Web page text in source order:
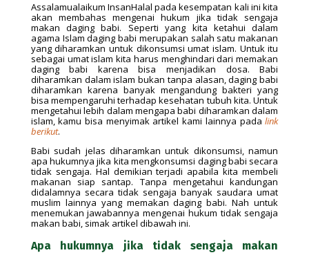
Assalamualaikum InsanHalal pada kesempatan kali ini kita
akan membahas mengenai hukum jika tidak sengaja
makan daging babi. Seperti yang kita ketahui dalam
agama Islam daging babi merupakan salah satu makanan
yang diharamkan untuk dikonsumsi umat islam. Untuk itu
sebagai umat islam kita harus menghindari dari memakan
daging babi karena bisa menjadikan dosa. Babi
diharamkan dalam islam bukan tanpa alasan, daging babi
diharamkan karena banyak mengandung bakteri yang
bisa mempengaruhi terhadap kesehatan tubuh kita. Untuk
mengetahui lebih dalam mengapa babi diharamkan dalam
islam, kamu bisa menyimak artikel kami lainnya pada link
berikut.
Babi sudah jelas diharamkan untuk dikonsumsi, namun
apa hukumnya jika kita mengkonsumsi daging babi secara
tidak sengaja. Hal demikian terjadi apabila kita membeli
makanan siap santap. Tanpa mengetahui kandungan
didalamnya secara tidak sengaja banyak saudara umat
muslim lainnya yang memakan daging babi. Nah untuk
menemukan jawabannya mengenai hukum tidak sengaja
makan babi, simak artikel dibawah ini.
Apa hukumnya jika tidak sengaja makan